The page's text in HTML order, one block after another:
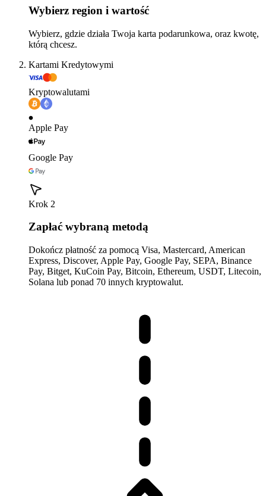
Wybierz region i wartość
Wybierz, gdzie działa Twoja karta podarunkowa, oraz kwotę,
którą chcesz.
Kartami Kredytowymi
Kryptowalutami
Apple Pay
Google Pay
Krok 2
Zapłać wybraną metodą
Dokończ płatność za pomocą Visa, Mastercard, American
Express, Discover, Apple Pay, Google Pay, SEPA, Binance
Pay, Bitget, KuCoin Pay, Bitcoin, Ethereum, USDT, Litecoin,
Solana lub ponad 70 innych kryptowalut.